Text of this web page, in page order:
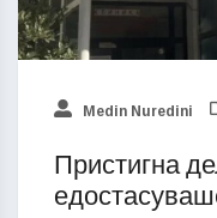
Medin Nuredini
Пристигна